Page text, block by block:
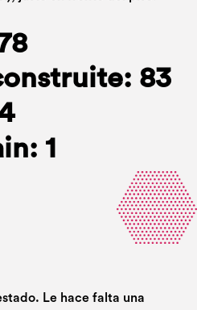
83
1
Le hace falta una